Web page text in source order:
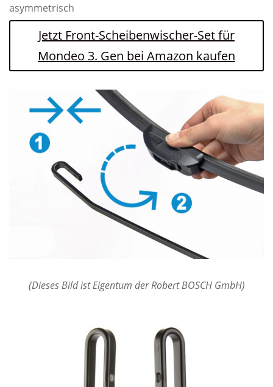
asymmetrisch
Jetzt Front-Scheibenwischer-Set für
Mondeo 3. Gen bei Amazon kaufen
(Dieses Bild ist Eigentum der Robert BOSCH GmbH)